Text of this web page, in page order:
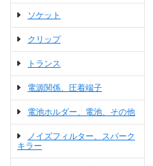
ソケット
クリップ
トランス
電源関係、圧着端子
電池ホルダー、電池、その他
ノイズフィルター、スパーク
キラー